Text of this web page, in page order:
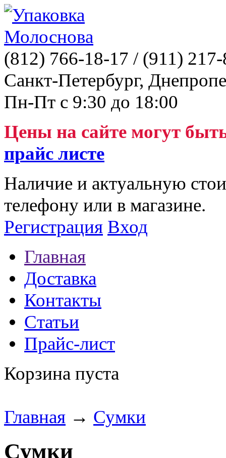
(812) 766-18-17 / (911)
Санкт-Петербург,
Пн-Пт с 9:30 до 18:00
Цены на сайте могут
прайс листе
Наличие и актуальную
телефону или в магазине.
Регистрация Вход
Главная
Доставка
Контакты
Статьи
Прайс-лист
Корзина пуста
Главная → Сумки
Сумки